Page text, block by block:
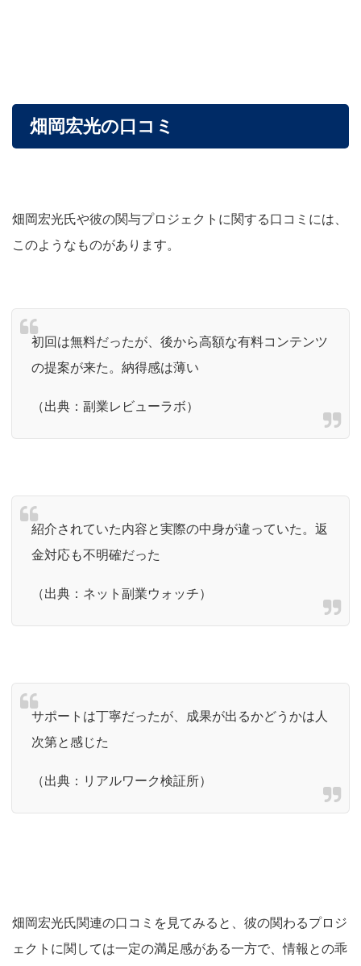
畑岡宏光の口コミ
畑岡宏光氏や彼の関与プロジェクトに関する口コミには、
このようなものがあります。
初回は無料だったが、後から高額な有料コンテンツ
の提案が来た。納得感は薄い
（出典：副業レビューラボ）
紹介されていた内容と実際の中身が違っていた。返
金対応も不明確だった
（出典：ネット副業ウォッチ）
サポートは丁寧だったが、成果が出るかどうかは人
次第と感じた
（出典：リアルワーク検証所）
畑岡宏光氏関連の口コミを見てみると、彼の関わるプロジ
ェクトに関しては一定の満足感がある一方で、情報との乖